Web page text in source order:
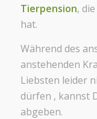
Tierpension,
hat.
Während des
anstehenden
Liebsten leider
dürfen , kannst
abgeben.